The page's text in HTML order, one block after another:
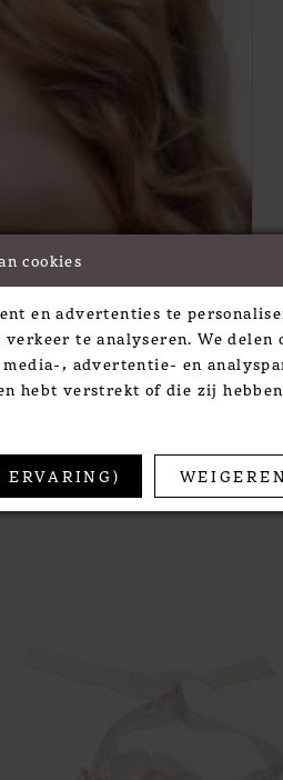
SHARE:
cookies
en advertenties te
verkeer te analyseren. We
, advertentie- en
hebt verstrekt of die zij
ERVARING)